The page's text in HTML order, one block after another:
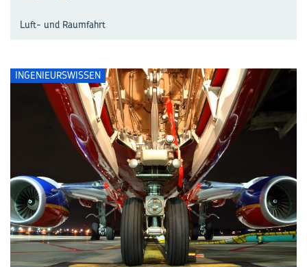
Luft- und Raumfahrt
INGENIEURSWISSEN